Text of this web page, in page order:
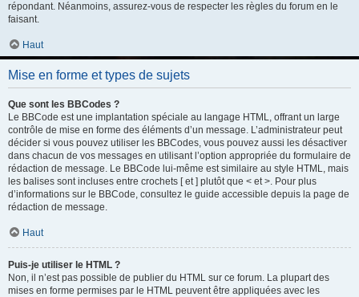
répondant. Néanmoins, assurez-vous de respecter les règles du forum en le
faisant.
Haut
Mise en forme et types de sujets
Que sont les BBCodes ?
Le BBCode est une implantation spéciale au langage HTML, offrant un large
contrôle de mise en forme des éléments d’un message. L’administrateur peut
décider si vous pouvez utiliser les BBCodes, vous pouvez aussi les désactiver
dans chacun de vos messages en utilisant l’option appropriée du formulaire de
rédaction de message. Le BBCode lui-même est similaire au style HTML, mais
les balises sont incluses entre crochets [ et ] plutôt que < et >. Pour plus
d’informations sur le BBCode, consultez le guide accessible depuis la page de
rédaction de message.
Haut
Puis-je utiliser le HTML ?
Non, il n’est pas possible de publier du HTML sur ce forum. La plupart des
mises en forme permises par le HTML peuvent être appliquées avec les